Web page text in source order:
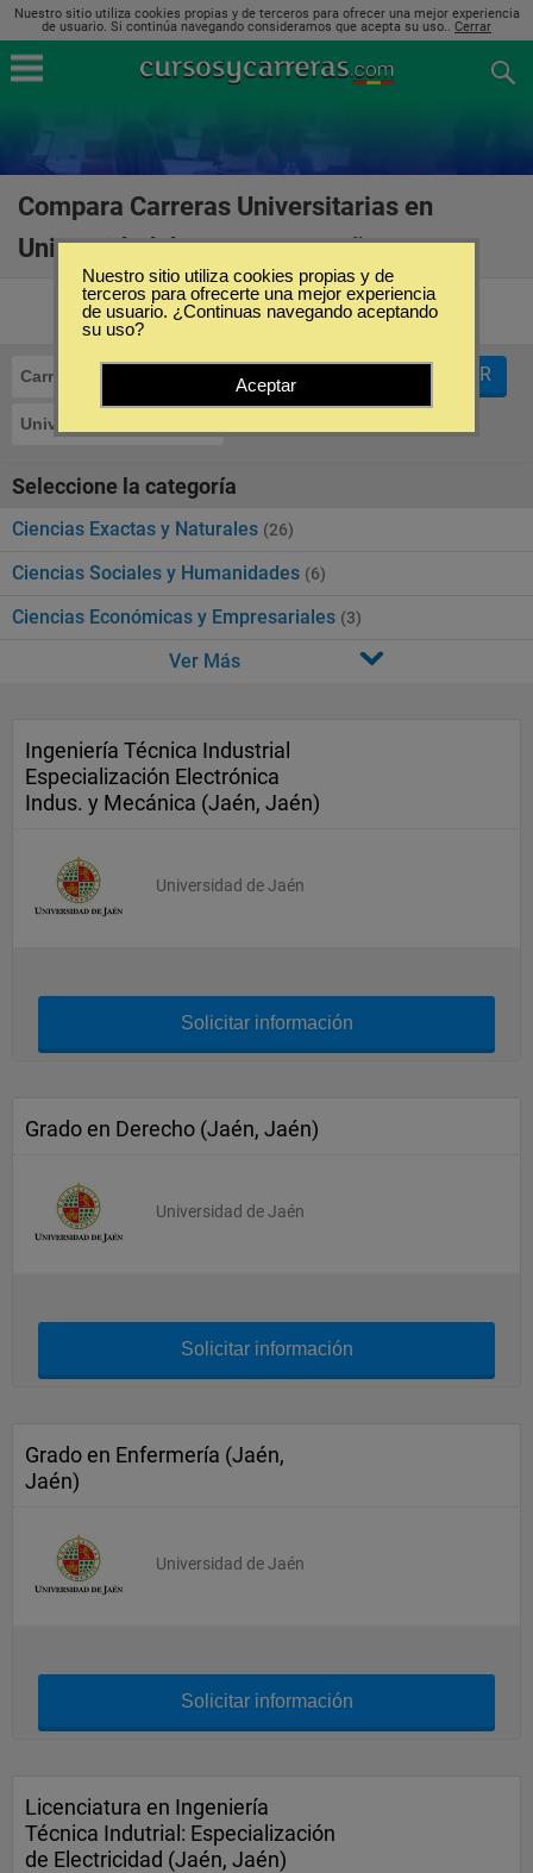
Nuestro sitio utiliza cookies propias y de terceros para ofrecer una mejor experiencia
de usuario. Si continúa navegando consideramos que acepta su uso.. Cerrar
Compara Carreras Universitarias en
Universidad de Jaén en España
Carreras Universitarias
Universidad de Jaén
FILTRAR
Seleccione la categoría
Ciencias Exactas y Naturales (26)
Ciencias Sociales y Humanidades (6)
Ciencias Económicas y Empresariales (3)
Ver Más
Ingeniería Técnica Industrial
Especialización Electrónica
Indus. y Mecánica (Jaén, Jaén)
Universidad de Jaén
Solicitar información
Grado en Derecho (Jaén, Jaén)
Universidad de Jaén
Solicitar información
Grado en Enfermería (Jaén,
Jaén)
Universidad de Jaén
Solicitar información
Licenciatura en Ingeniería
Técnica Indutrial: Especialización
de Electricidad (Jaén, Jaén)
Nuestro sitio utiliza cookies propias y de
terceros para ofrecerte una mejor experiencia
de usuario. ¿Continuas navegando aceptando
su uso?
Aceptar